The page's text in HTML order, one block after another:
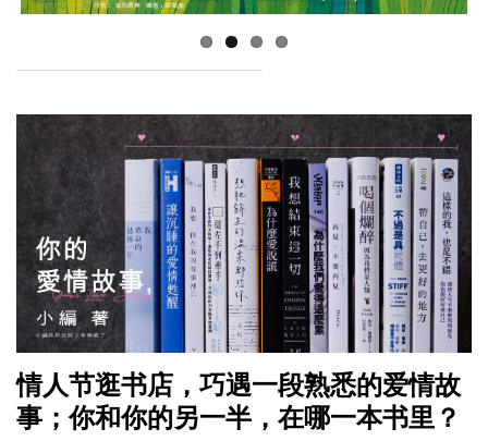
情人节逛书店，巧遇一段熟悉的爱情故
事；你和你的另一半，在哪一本书里？